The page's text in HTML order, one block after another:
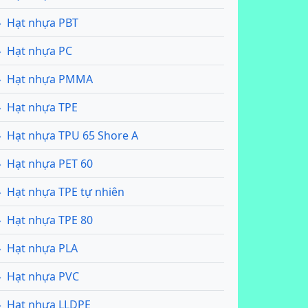
Hạt nhựa PBT
Hạt nhựa PC
Hạt nhựa PMMA
Hạt nhựa TPE
Hạt nhựa TPU 65 Shore A
Hạt nhựa PET 60
Hạt nhựa TPE tự nhiên
Hạt nhựa TPE 80
Hạt nhựa PLA
Hạt nhựa PVC
Hạt nhựa LLDPE